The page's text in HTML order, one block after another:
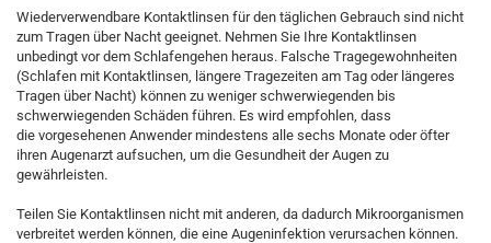
Wiederverwendbare Kontaktlinsen für den täglichen Gebrauch sind nicht
zum Tragen über Nacht geeignet. Nehmen Sie Ihre Kontaktlinsen
unbedingt vor dem Schlafengehen heraus. Falsche Tragegewohnheiten
(Schlafen mit Kontaktlinsen, längere Tragezeiten am Tag oder längeres
Tragen über Nacht) können zu weniger schwerwiegenden bis
schwerwiegenden Schäden führen. Es wird empfohlen, dass
die vorgesehenen Anwender mindestens alle sechs Monate oder öfter
ihren Augenarzt aufsuchen, um die Gesundheit der Augen zu
gewährleisten.
Teilen Sie Kontaktlinsen nicht mit anderen, da dadurch Mikroorganismen
verbreitet werden können, die eine Augeninfektion verursachen können.